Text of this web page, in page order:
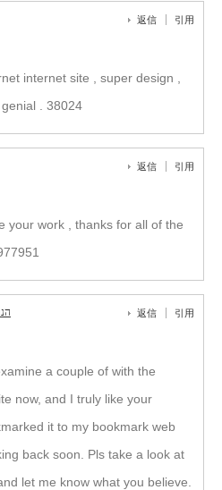
返信 引用
internet site , super design ,
. 38024
返信 引用
your work , thanks for all of the
返信 引用
a couple of with the
now, and I truly like your
it to my bookmark web
back soon. Pls take a look at
let me know what you believe.